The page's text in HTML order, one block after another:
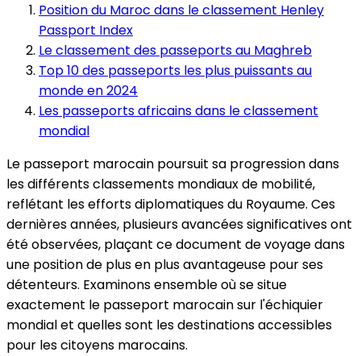
Position du Maroc dans le classement Henley
Passport Index
Le classement des passeports au Maghreb
Top 10 des passeports les plus puissants au
monde en 2024
Les passeports africains dans le classement
mondial
Le passeport marocain poursuit sa progression dans
les différents classements mondiaux de mobilité,
reflétant les efforts diplomatiques du Royaume. Ces
dernières années, plusieurs avancées significatives ont
été observées, plaçant ce document de voyage dans
une position de plus en plus avantageuse pour ses
détenteurs. Examinons ensemble où se situe
exactement le passeport marocain sur l'échiquier
mondial et quelles sont les destinations accessibles
pour les citoyens marocains.